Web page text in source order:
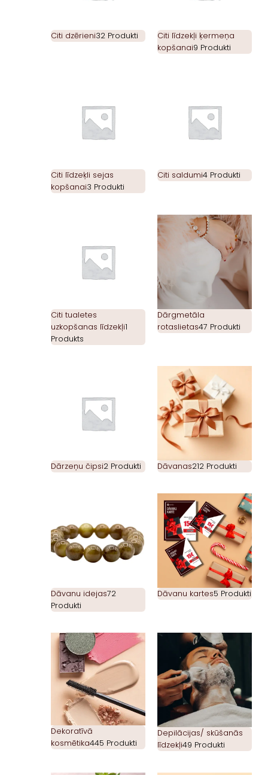
Citi dzērieni32 Produkti
Citi līdzekļi ķermeņa
kopšanai9 Produkti
Citi līdzeķli sejas
kopšanai3 Produkti
Citi saldumi4 Produkti
Citi tualetes
uzkopšanas līdzekļi1
Produkts
Dārgmetāla
rotaslietas47 Produkti
Dārzeņu čipsi2 Produkti Dāvanas212 Produkti
Dāvanu idejas72
Produkti
Dāvanu kartes5 Produkti
Dekoratīvā
kosmētika445 Produkti
Depilācijas/ skūšanās
līdzekļi49 Produkti